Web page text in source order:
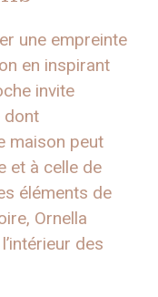
une empreinte
en inspirant
invite
dont
maison peut
et à celle de
éléments de
Ornella
des